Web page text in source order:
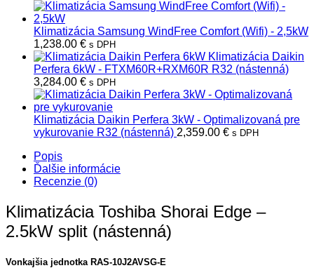
Klimatizácia Samsung WindFree Comfort (Wifi) - 2,5kW
1,238.00 € s DPH
Klimatizácia Daikin
Perfera 6kW - FTXM60R+RXM60R R32 (nástenná)
3,284.00 € s DPH
Klimatizácia Daikin Perfera 3kW - Optimalizovaná pre
vykurovanie R32 (nástenná) 2,359.00 € s DPH
Popis
Ďalšie informácie
Recenzie (0)
Klimatizácia Toshiba Shorai Edge –
2.5kW split (nástenná)
Vonkajšia jednotka RAS-10J2AVSG-E